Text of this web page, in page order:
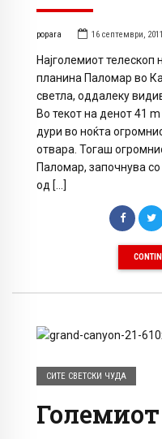
popara 16 септември, 2011
Најголемиот
планина Паломар во
светла, оддалеку
Во текот на денот 41
дури во ноќта
отвара. Тогаш
Паломар, започнува
од […]
СИТЕ СВЕТСКИ ЧУДА